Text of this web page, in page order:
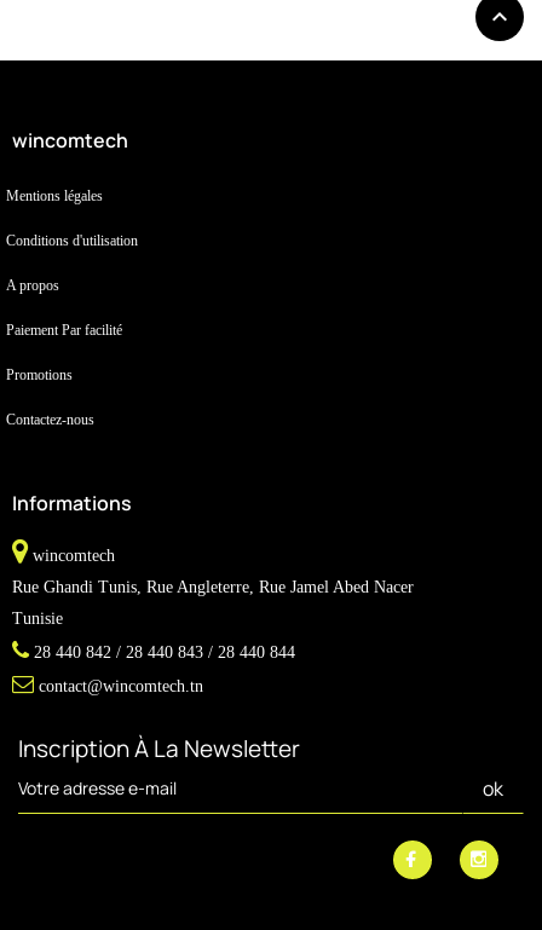

wincomtech
Mentions légales
Conditions d'utilisation
A propos
Paiement Par facilité
Promotions
Contactez-nous
Informations
wincomtech
Rue Ghandi Tunis, Rue Angleterre, Rue Jamel Abed Nacer
Tunisie
28 440 842 / 28 440 843 / 28 440 844
contact@wincomtech.tn
Inscription À La Newsletter